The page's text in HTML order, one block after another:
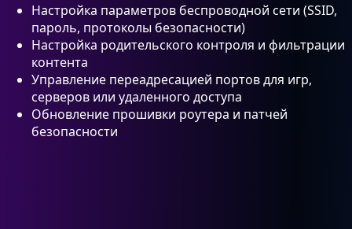
Настройка параметров беспроводной сети (SSID,
пароль, протоколы безопасности)
Настройка родительского контроля и фильтрации
контента
Управление переадресацией портов для игр,
серверов или удаленного доступа
Обновление прошивки роутера и патчей
безопасности